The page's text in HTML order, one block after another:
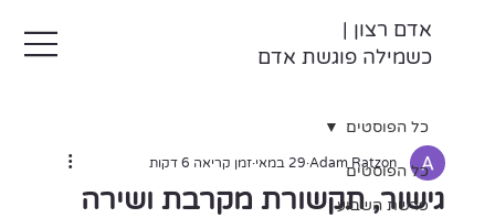
אדם רצון |
כשמילה פוגשת אדם
כל הפוסטים
פרשת השבוע
כל הפוסטים
גישור, תקשורת מקרבת ושירה
Adam Ratzon 29 במאי זמן קריאה 6 דקות